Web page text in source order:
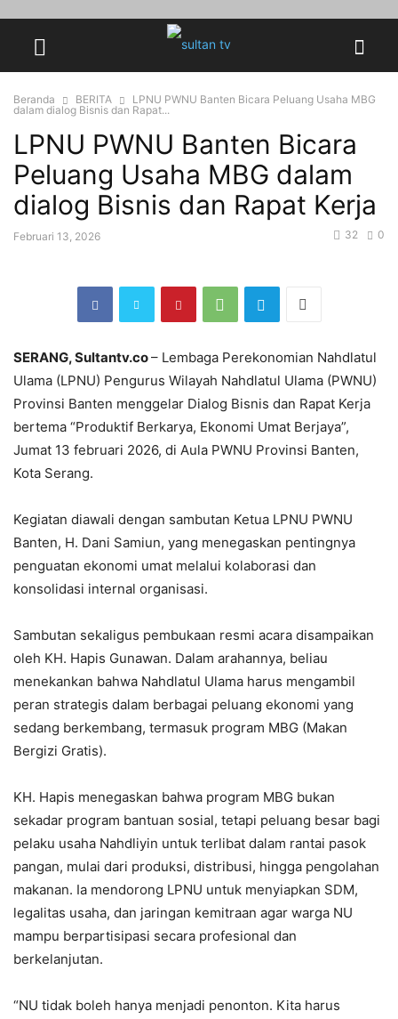
Beranda BERITA
LPNU PWNU Banten Bicara Peluang Usaha MBG
dalam dialog Bisnis dan Rapat...
LPNU PWNU Banten Bicara
Peluang Usaha MBG dalam
dialog Bisnis dan Rapat Kerja
Februari 13, 2026 0
32
SERANG, Sultantv.co– Lembaga Perekonomian Nahdlatul
Ulama (LPNU) Pengurus Wilayah Nahdlatul Ulama (PWNU)
Provinsi Banten menggelar Dialog Bisnis dan Rapat Kerja
bertema “Produktif Berkarya, Ekonomi Umat Berjaya”,
Jumat 13 februari 2026, di Aula PWNU Provinsi Banten,
Kota Serang.
Kegiatan diawali dengan sambutan Ketua LPNU PWNU
Banten, H. Dani Samiun, yang menegaskan pentingnya
penguatan ekonomi umat melalui kolaborasi dan
konsolidasi internal organisasi.
Sambutan sekaligus pembukaan resmi acara disampaikan
oleh KH. Hapis Gunawan. Dalam arahannya, beliau
menekankan bahwa Nahdlatul Ulama harus mengambil
peran strategis dalam berbagai peluang ekonomi yang
sedang berkembang, termasuk program MBG (Makan
Bergizi Gratis).
KH. Hapis menegaskan bahwa program MBG bukan
sekadar program bantuan sosial, tetapi peluang besar bagi
pelaku usaha Nahdliyin untuk terlibat dalam rantai pasok
pangan, mulai dari produksi, distribusi, hingga pengolahan
makanan. Ia mendorong LPNU untuk menyiapkan SDM,
legalitas usaha, dan jaringan kemitraan agar warga NU
mampu berpartisipasi secara profesional dan
berkelanjutan.
“NU tidak boleh hanya menjadi penonton. Kita harus